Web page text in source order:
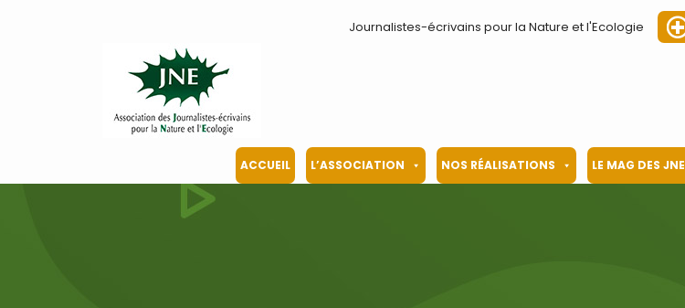
Journalistes-écrivains pour la Nature et l'Ecologie
ACCUEIL L’ASSOCIATION NOS RÉALISATIONS LE MAG DES JNE